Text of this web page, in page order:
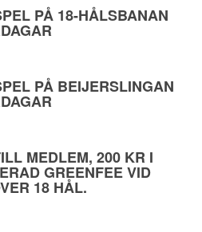
PÅ 18-HÅLSBANAN
PÅ BEIJERSLINGAN
MEDLEM, 200 KR I
GREENFEE VID
18 HÅL.